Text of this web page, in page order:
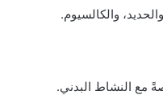
والكالسيوم.
مع النشاط البدني.